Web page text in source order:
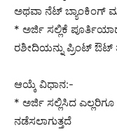
ಅಥವಾ ನೆಟ್ ಬ್ಯಾಂಕಿಂಗ್
* ಅರ್ಜಿ ಸಲ್ಲಿಕೆ
ರಶೀದಿಯನ್ನು ಪ್ರಿಂಟ್ ಔಟ್
ಆಯ್ಕೆ ವಿಧಾನ:-
* ಅರ್ಜಿ ಸಲ್ಲಿಸಿದ ಎಲ್ಲರಿಗೂ
ನಡೆಸಲಾಗುತ್ತದೆ